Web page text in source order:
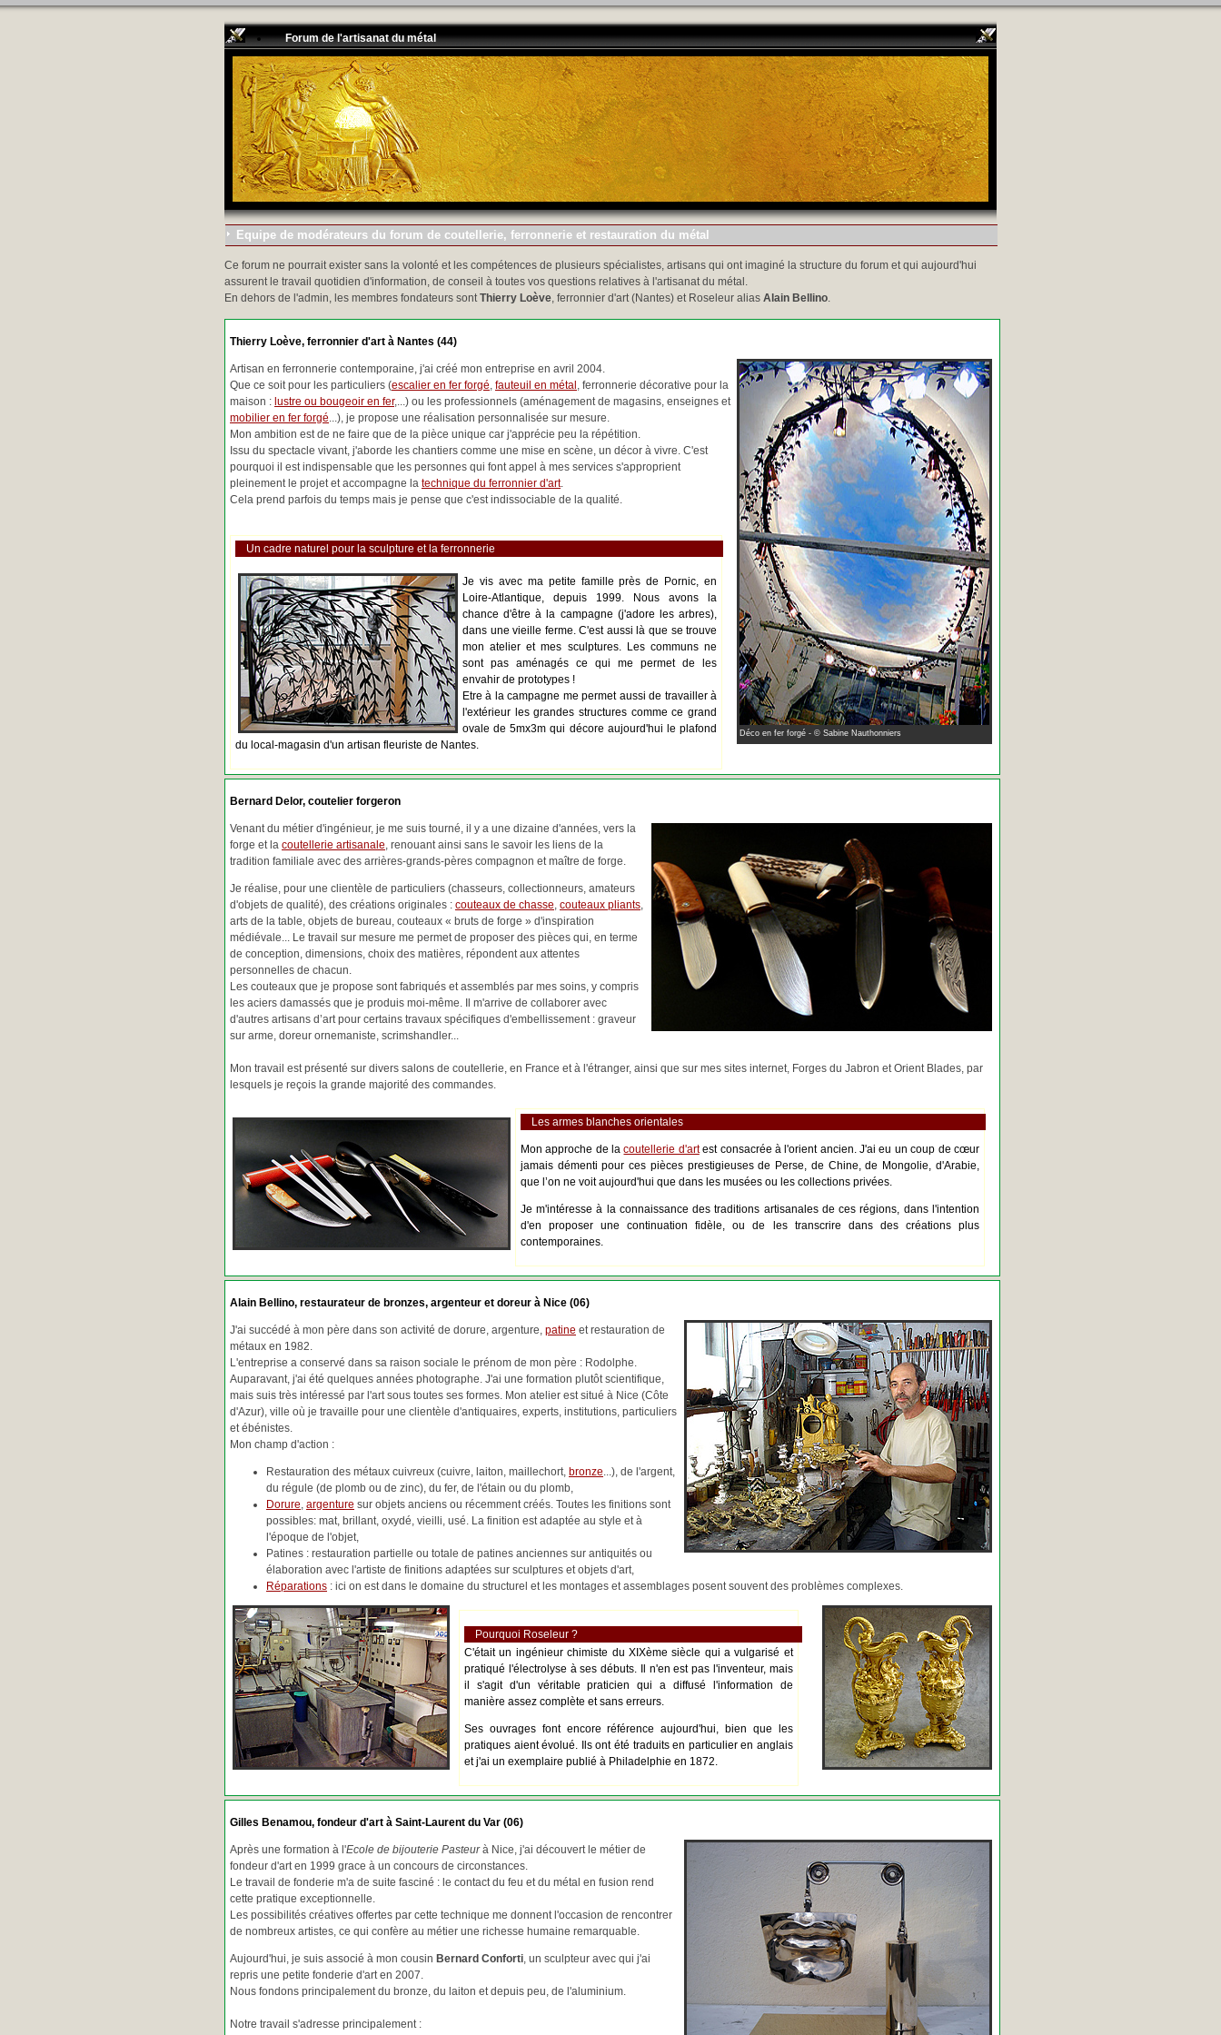
Forum de l'artisanat du métal
Equipe de modérateurs du forum de coutellerie, ferronnerie et restauration du métal
Ce forum ne pourrait exister sans la volonté et les compétences de plusieurs spécialistes, artisans qui ont imaginé la structure du forum et qui aujourd'hui
assurent le travail quotidien d'information, de conseil à toutes vos questions relatives à l'artisanat du métal.
En dehors de l'admin, les membres fondateurs sontThierry Loève, ferronnier d'art (Nantes) et Roseleur alias Alain Bellino.
Thierry Loève, ferronnier d'art à Nantes (44)
Déco en fer forgé - © Sabine Nauthonniers
Artisan en ferronnerie contemporaine, j'ai créé mon entreprise en avril 2004.
Que ce soit pour les particuliers (escalier en fer forgé, fauteuil en métal , ferronnerie décorative pour la
maison : lustre ou bougeoir en fer,...) ou les professionnels (aménagement de magasins, enseignes et
mobilier en fer forgé...), je propose une réalisation personnalisée sur mesure.
Mon ambition est de ne faire que de la pièce unique car j'apprécie peu la répétition.
Issu du spectacle vivant, j'aborde les chantiers comme une mise en scène, un décor à vivre. C'est
pourquoi il est indispensable que les personnes qui font appel à mes services s'approprient
pleinement le projet et accompagne la technique du ferronnier d'art.
Cela prend parfois du temps mais je pense que c'est indissociable de la qualité.
Un cadre naturel pour la sculpture et la ferronnerie
Je vis avec ma petite famille près de Pornic, en
Loire-Atlantique, depuis 1999. Nous avons la
chance d'être à la campagne (j'adore les arbres),
dans une vieille ferme. C'est aussi là que se trouve
mon atelier et mes sculptures. Les communs ne
sont pas aménagés ce qui me permet de les
envahir de prototypes !
Etre à la campagne me permet aussi de travailler à
l'extérieur les grandes structures comme ce grand
ovale de 5mx3m qui décore aujourd'hui le plafond
du local-magasin d'un artisan fleuriste de Nantes.
Bernard Delor, coutelier forgeron
Venant du métier d'ingénieur, je me suis tourné, il y a une dizaine d'années, vers la
forge et la coutellerie artisanale, renouant ainsi sans le savoir les liens de la
tradition familiale avec des arrières-grands-pères compagnon et maître de forge.
Je réalise, pour une clientèle de particuliers (chasseurs, collectionneurs, amateurs
d'objets de qualité), des créations originales : couteaux de chasse, couteaux pliants,
arts de la table, objets de bureau, couteaux « bruts de forge » d'inspiration
médiévale... Le travail sur mesure me permet de proposer des pièces qui, en terme
de conception, dimensions, choix des matières, répondent aux attentes
personnelles de chacun.
Les couteaux que je propose sont fabriqués et assemblés par mes soins, y compris
les aciers damassés que je produis moi-même. Il m'arrive de collaborer avec
d'autres artisans d’art pour certains travaux spécifiques d'embellissement : graveur
sur arme, doreur ornemaniste, scrimshandler...
Mon travail est présenté sur divers salons de coutellerie, en France et à l'étranger, ainsi que sur mes sites internet, Forges du Jabron et Orient Blades, par
lesquels je reçois la grande majorité des commandes.
Les armes blanches orientales
Mon approche de lacoutellerie d'artest consacrée à l'orient ancien. J'ai eu un coup de cœur
jamais démenti pour ces pièces prestigieuses de Perse, de Chine, de Mongolie, d'Arabie,
que l’on ne voit aujourd'hui que dans les musées ou les collections privées.
Je m'intéresse à la connaissance des traditions artisanales de ces régions, dans l'intention
d'en proposer une continuation fidèle, ou de les transcrire dans des créations plus
contemporaines.
Alain Bellino, restaurateur de bronzes, argenteur et doreur à Nice (06)
J'ai succédé à mon père dans son activité de dorure, argenture, patine et restauration de
métaux en 1982.
L'entreprise a conservé dans sa raison sociale le prénom de mon père : Rodolphe.
Auparavant, j'ai été quelques années photographe. J'ai une formation plutôt scientifique,
mais suis très intéressé par l'art sous toutes ses formes. Mon atelier est situé à Nice (Côte
d'Azur), ville où je travaille pour une clientèle d'antiquaires, experts, institutions, particuliers
et ébénistes.
Mon champ d'action :
Restauration des métaux cuivreux (cuivre, laiton, maillechort, bronze...), de l'argent,
du régule (de plomb ou de zinc), du fer, de l'étain ou du plomb,
Dorure, argenture sur objets anciens ou récemment créés. Toutes les finitions sont
possibles: mat, brillant, oxydé, vieilli, usé. La finition est adaptée au style et à
l'époque de l'objet,
Patines : restauration partielle ou totale de patines anciennes sur antiquités ou
élaboration avec l'artiste de finitions adaptées sur sculptures et objets d'art,
Réparations : ici on est dans le domaine du structurel et les montages et assemblages posent souvent des problèmes complexes.
Pourquoi Roseleur ?
C'était un ingénieur chimiste du XIXème siècle qui a vulgarisé et
pratiqué l'électrolyse à ses débuts. Il n'en est pas l'inventeur, mais
il s'agit d'un véritable praticien qui a diffusé l'information de
manière assez complète et sans erreurs.
Ses ouvrages font encore référence aujourd'hui, bien que les
pratiques aient évolué. Ils ont été traduits en particulier en anglais
et j'ai un exemplaire publié à Philadelphie en 1872.
Gilles Benamou, fondeur d'art à Saint-Laurent du Var (06)
Après une formation à l'Ecole de bijouterie Pasteurà Nice, j'ai découvert le métier de
fondeur d'art en 1999 grace à un concours de circonstances.
Le travail de fonderie m'a de suite fasciné : le contact du feu et du métal en fusion rend
cette pratique exceptionnelle.
Les possibilités créatives offertes par cette technique me donnent l'occasion de rencontrer
de nombreux artistes, ce qui confère au métier une richesse humaine remarquable.
Aujourd'hui, je suis associé à mon cousin Bernard Conforti, un sculpteur avec qui j'ai
repris une petite fonderie d'art en 2007.
Nous fondons principalement du bronze, du laiton et depuis peu, de l'aluminium.
Notre travail s'adresse principalement :